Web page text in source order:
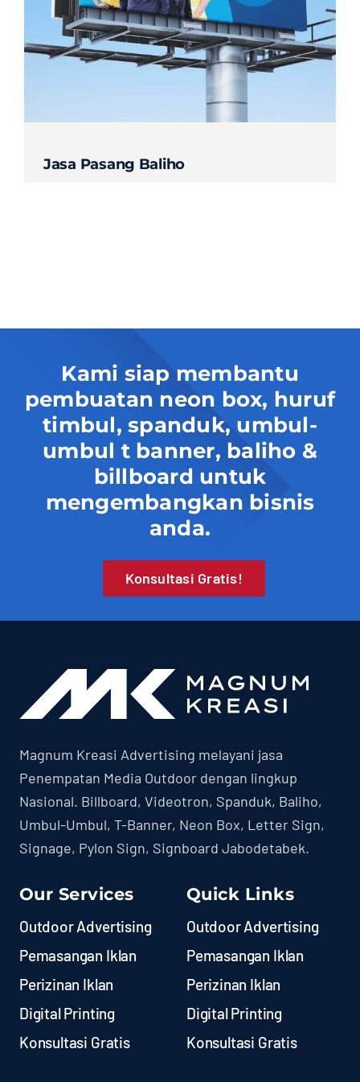
Contact
Jasa Pasang Baliho
Kami siap membantu
pembuatan neon box, huruf
timbul, spanduk, umbul-
umbul t banner, baliho &
billboard untuk
mengembangkan bisnis
anda.
Konsultasi Gratis!
Magnum Kreasi Advertising melayani jasa
Penempatan Media Outdoor dengan lingkup
Nasional. Billboard, Videotron, Spanduk, Baliho,
Umbul-Umbul, T-Banner, Neon Box, Letter Sign,
Signage, Pylon Sign, Signboard Jabodetabek.
Our Services
Outdoor Advertising
Pemasangan Iklan
Perizinan Iklan
Digital Printing
Konsultasi Gratis
Quick Links
Outdoor Advertising
Pemasangan Iklan
Perizinan Iklan
Digital Printing
Konsultasi Gratis